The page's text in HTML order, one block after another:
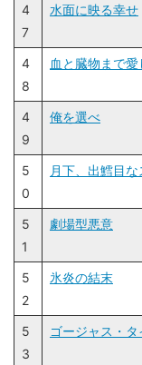
4
7
水面に映る幸せ
4
8
血と臓物まで愛
4
9
俺を選べ
5
0
月下、出鱈目
5
1
劇場型悪意
5
2
氷炎の結末
5
3
ゴージャス・タ